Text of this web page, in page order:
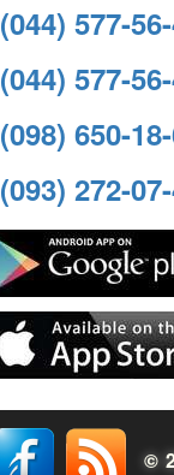
(044) 577-
(044) 577-
(098) 650-
(093) 272-
©